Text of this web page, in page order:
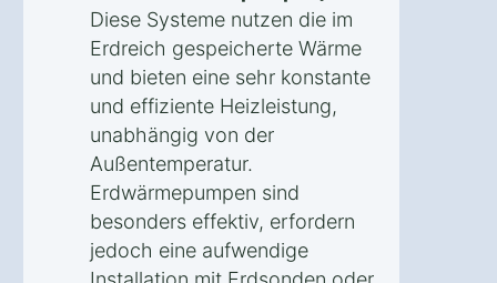
Diese Systeme nutzen die im
Erdreich gespeicherte Wärme
und bieten eine sehr konstante
und effiziente Heizleistung,
unabhängig von der
Außentemperatur.
Erdwärmepumpen sind
besonders effektiv, erfordern
jedoch eine aufwendige